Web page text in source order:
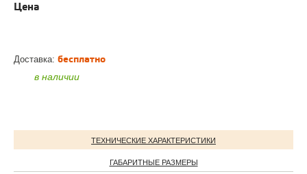
Цена
Доставка: бесплатно
в наличии
ТЕХНИЧЕСКИЕ ХАРАКТЕРИСТИКИ
ГАБАРИТНЫЕ РАЗМЕРЫ